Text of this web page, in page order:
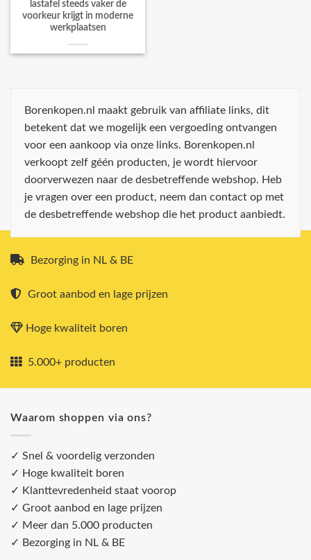
lastafel steeds vaker de
voorkeur krijgt in moderne
werkplaatsen
Borenkopen.nl maakt gebruik van affiliate links, dit
betekent dat we mogelijk een vergoeding ontvangen
voor een aankoop via onze links. Borenkopen.nl
verkoopt zelf géén producten, je wordt hiervoor
doorverwezen naar de desbetreffende webshop. Heb
je vragen over een product, neem dan contact op met
de desbetreffende webshop die het product aanbiedt.
Bezorging in NL & BE
Groot aanbod en lage prijzen
Hoge kwaliteit boren
5.000+ producten
Waarom shoppen via ons?
✓ Snel & voordelig verzonden
✓ Hoge kwaliteit boren
✓ Klanttevredenheid staat voorop
✓ Groot aanbod en lage prijzen
✓ Meer dan 5.000 producten
✓ Bezorging in NL & BE